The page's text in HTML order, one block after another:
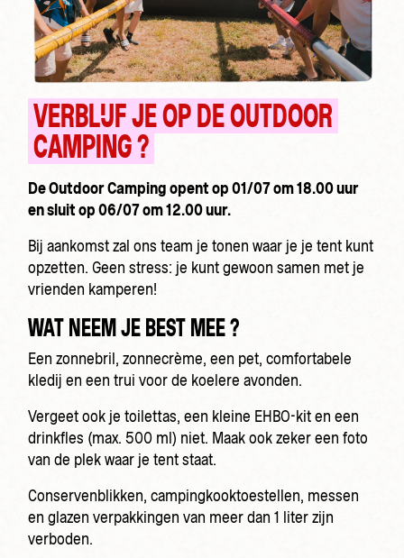
VERBLIJF JE OP DE OUTDOOR
CAMPING ?
De Outdoor Camping opent op 01/07 om 18.00 uur
en sluit op 06/07 om 12.00 uur.
Bij aankomst zal ons team je tonen waar je je tent kunt
opzetten. Geen stress: je kunt gewoon samen met je
vrienden kamperen!
WAT NEEM JE BEST MEE ?
Een zonnebril, zonnecrème, een pet, comfortabele
kledij en een trui voor de koelere avonden.
Vergeet ook je toilettas, een kleine EHBO-kit en een
drinkfles (max. 500 ml) niet. Maak ook zeker een foto
van de plek waar je tent staat.
Conservenblikken, campingkooktoestellen, messen
en glazen verpakkingen van meer dan 1 liter zijn
verboden.